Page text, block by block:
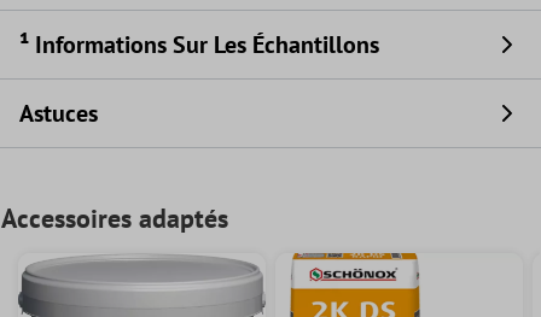
¹ Informations Sur Les Échantillons
Astuces
Accessoires adaptés